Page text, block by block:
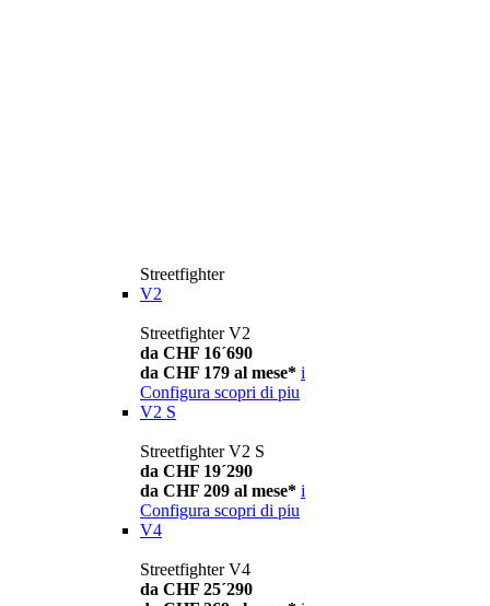
Streetfighter
V2
Streetfighter V2
da CHF 16´690
da CHF 179 al mese* i
Configura scopri di piu
V2 S
Streetfighter V2 S
da CHF 19´290
da CHF 209 al mese* i
Configura scopri di piu
V4
Streetfighter V4
da CHF 25´290